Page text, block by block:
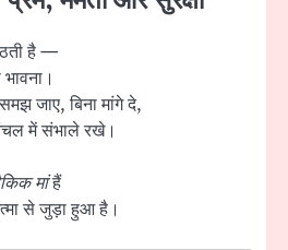
है —
जाए, बिना मांगे दे,
में संभाले रखे।
मांहैं
से जुड़ा हुआ है।